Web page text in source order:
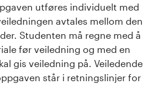
utføres individuelt med
avtales mellom den
Studenten må regne med å
før veiledning og med en
gis veiledning på. Veiledende
står i retningslinjer for